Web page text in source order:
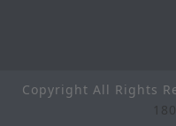
Copyright All Rights